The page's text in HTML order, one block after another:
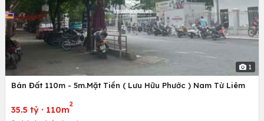
1
Bán Đất 110m - 5m.Mặt Tiền ( Lưu Hữu Phước ) Nam Từ Liêm
35.5 tỷ · 110m
2